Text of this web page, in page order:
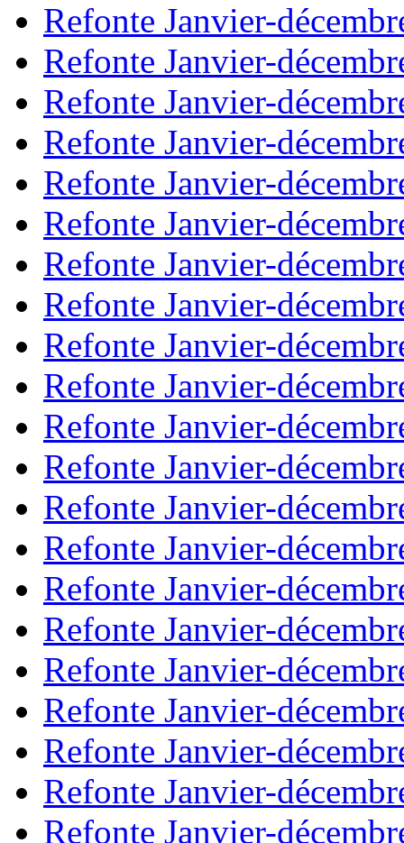
Refonte Janvier-
Refonte Janvier-
Refonte Janvier-
Refonte Janvier-
Refonte Janvier-
Refonte Janvier-
Refonte Janvier-
Refonte Janvier-
Refonte Janvier-
Refonte Janvier-
Refonte Janvier-
Refonte Janvier-
Refonte Janvier-
Refonte Janvier-
Refonte Janvier-
Refonte Janvier-
Refonte Janvier-
Refonte Janvier-
Refonte Janvier-
Refonte Janvier-
Refonte Janvier-